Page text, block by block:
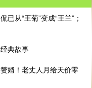
从“王菊”变成“王兰”；
典故事
婿！老丈人月给天价零